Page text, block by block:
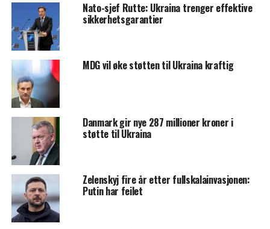
Nato-sjef Rutte: Ukraina trenger effektive
sikkerhetsgarantier
MDG vil øke støtten til Ukraina kraftig
Danmark gir nye 287 millioner kroner i
støtte til Ukraina
Zelenskyj fire år etter fullskalainvasjonen:
Putin har feilet